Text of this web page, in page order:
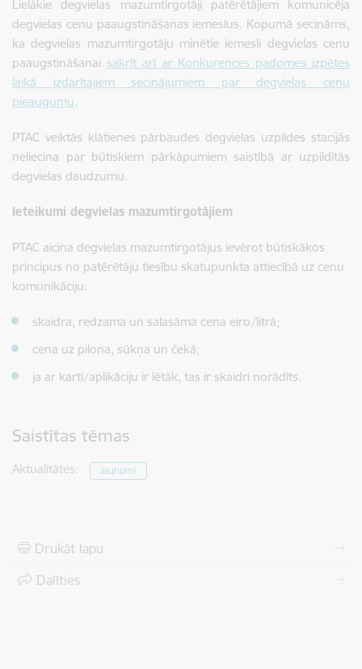
Lielākie degvielas mazumtirgotāji patērētājiem komunicēja
degvielas cenu paaugstināšanas iemeslus. Kopumā secināms,
ka degvielas mazumtirgotāju minētie iemesli degvielas cenu
paaugstināšanai sakrīt arī ar Konkurences padomes izpētes
laikā izdarītajiem secinājumiem par degvielas cenu
pieaugumu.
PTAC veiktās klātienes pārbaudes degvielas uzpildes stacijās
neliecina par būtiskiem pārkāpumiem saistībā ar uzpildītās
degvielas daudzumu.
Ieteikumi degvielas mazumtirgotājiem
PTAC aicina degvielas mazumtirgotājus ievērot būtiskākos
principus no patērētāju tiesību skatupunkta attiecībā uz cenu
komunikāciju:
skaidra, redzama un salasāma cena eiro/litrā;
cena uz pilona, sūkņa un čekā;
ja ar karti/aplikāciju ir lētāk, tas ir skaidri norādīts.
Saistītas tēmas
Aktualitātes: Jaunumi
Drukāt lapu
Dalīties